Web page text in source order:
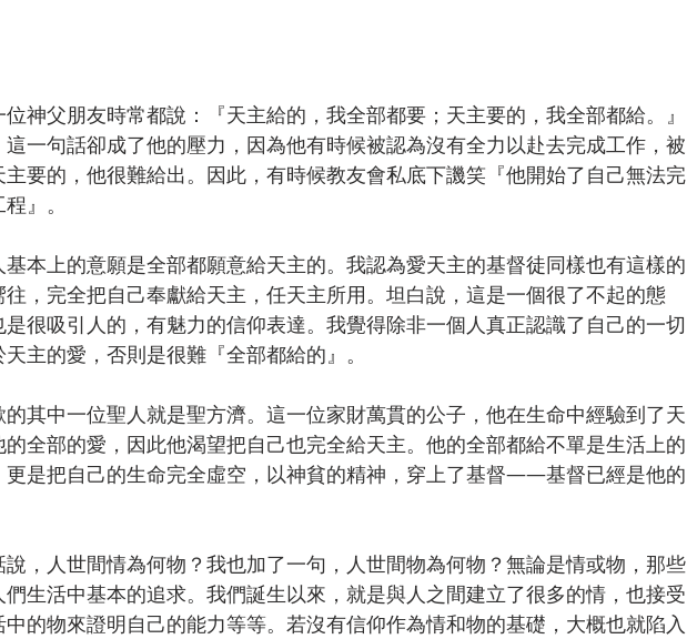
神父朋友時常都說：『天主給的，我全部都要；天主要的，我全部都給。』
這一句話卻成了他的壓力，因為他有時候被認為沒有全力以赴去完成工作，被
主要的，他很難給出。因此，有時候教友會私底下譏笑『他開始了自己無法完
』。
基本上的意願是全部都願意給天主的。我認為愛天主的基督徒同樣也有這樣的
往，完全把自己奉獻給天主，任天主所用。坦白說，這是一個很了不起的態
是很吸引人的，有魅力的信仰表達。我覺得除非一個人真正認識了自己的一切
主的愛，否則是很難『全部都給的』。
的其中一位聖人就是聖方濟。這一位家財萬貫的公子，他在生命中經驗到了天
的全部的愛，因此他渴望把自己也完全給天主。他的全部都給不單是生活上的
更是把自己的生命完全虛空，以神貧的精神，穿上了基督——基督已經是他的
說，人世間情為何物？我也加了一句，人世間物為何物？無論是情或物，那些
們生活中基本的追求。我們誕生以來，就是與人之間建立了很多的情，也接受
中的物來證明自己的能力等等。若沒有信仰作為情和物的基礎，大概也就陷入